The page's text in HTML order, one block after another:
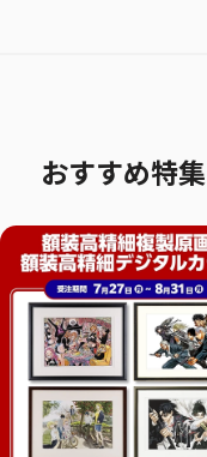
おすすめ特集